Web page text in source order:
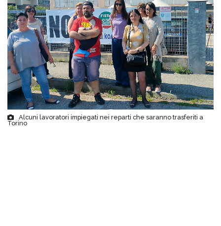
Alcuni lavoratori impiegati nei reparti che saranno trasferiti a
Torino